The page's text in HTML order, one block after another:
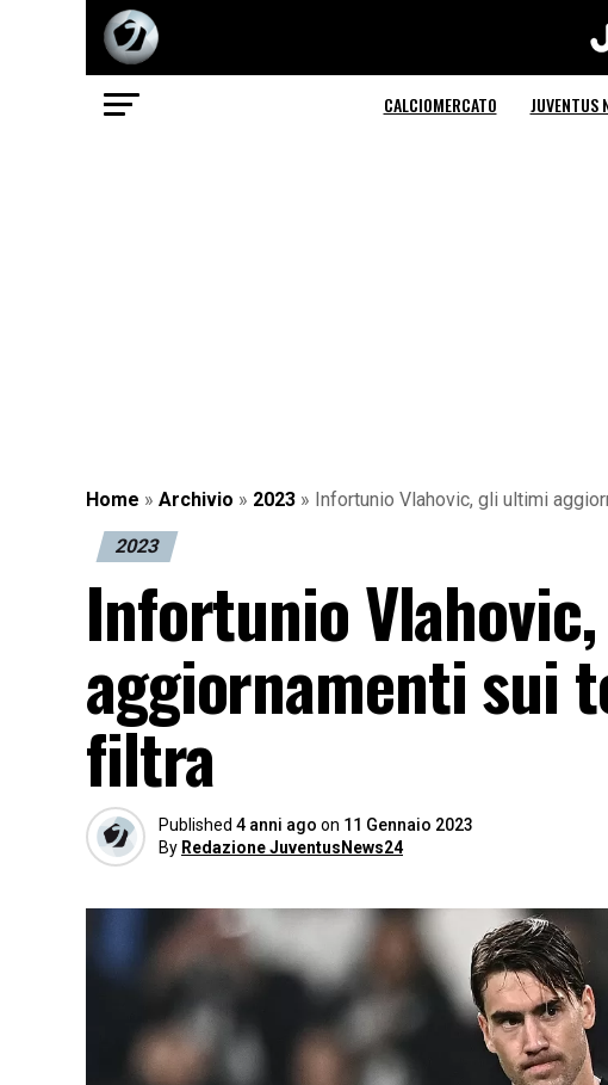
CALCIOMERCATO JUVENTUS
Home » Archivio » 2023 » Infortunio Vlahovic, gli ultimi
2023
Infortunio
aggiornamenti sui
filtra
Published 4 anni ago on 11 Gennaio 2023
By Redazione JuventusNews24